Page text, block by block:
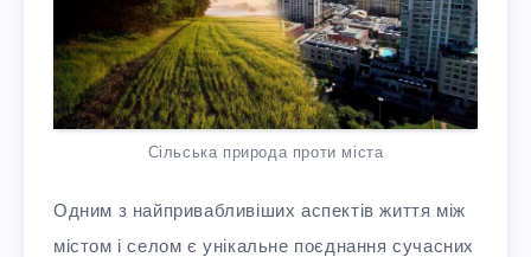
Сільська природа проти міста
Одним з найпривабливіших аспектів життя між
містом і селом є унікальне поєднання сучасних